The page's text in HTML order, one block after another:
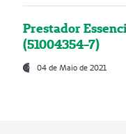
Prestador
(51004354-7)
04 de Maio de 2021